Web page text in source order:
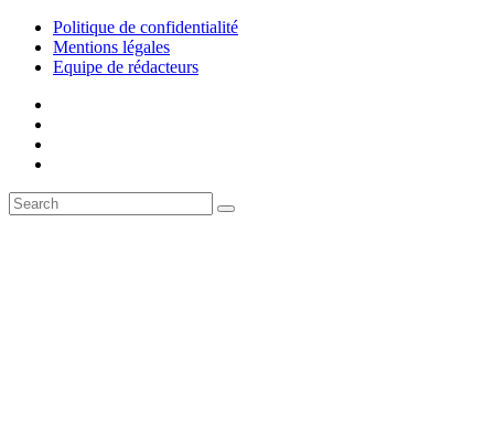
Politique de confidentialité
Mentions légales
Equipe de rédacteurs